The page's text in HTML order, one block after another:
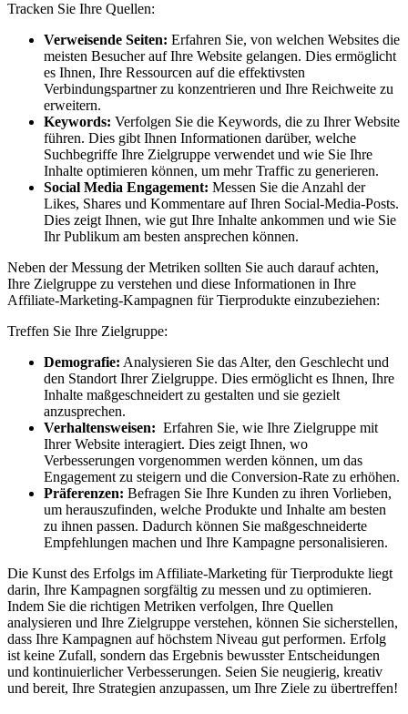
Tracken Sie Ihre Quellen:
Verweisende Seiten: ​Erfahren ⁣Sie, von​ welchen Websites die⁤
meisten Besucher auf Ihre Website gelangen. Dies ermöglicht
es Ihnen, ‌Ihre Ressourcen auf die effektivsten
Verbindungspartner zu konzentrieren und​ Ihre Reichweite zu
erweitern.
Keywords: Verfolgen Sie die Keywords, die zu⁣ Ihrer‌ Website
führen. Dies gibt Ihnen ‍Informationen darüber, ⁣welche
⁢Suchbegriffe Ihre Zielgruppe verwendet ⁢und⁣ wie Sie Ihre
Inhalte optimieren ⁣können, ‌um mehr Traffic‌ zu ‍generieren.
Social Media⁣ Engagement: Messen Sie⁣ die Anzahl der
Likes, Shares und ‌Kommentare auf Ihren ⁤Social-Media-Posts.‍
Dies zeigt ‌Ihnen, wie gut Ihre⁢ Inhalte ankommen und wie⁣ Sie
Ihr ‍Publikum am besten ansprechen können.
Neben der Messung der ​Metriken sollten Sie‌ auch ​darauf⁤ achten,
Ihre Zielgruppe zu verstehen und diese Informationen ‌in⁣ Ihre
Affiliate-Marketing-Kampagnen für Tierprodukte ‍einzubeziehen:
Treffen Sie Ihre ⁤Zielgruppe:
Demografie: Analysieren Sie das Alter, den Geschlecht und
⁢den⁤ Standort⁢ Ihrer Zielgruppe. Dies ​ermöglicht es Ihnen,⁤ Ihre
⁢Inhalte ‌maßgeschneidert zu gestalten und sie ‌gezielt⁢
anzusprechen.
Verhaltensweisen: ⁢ Erfahren Sie, wie Ihre Zielgruppe mit⁤
Ihrer Website interagiert.⁣ Dies zeigt Ihnen, wo
Verbesserungen ‍vorgenommen werden⁤ können, um‍ das
⁤Engagement⁤ zu steigern und ‌die⁢ Conversion-Rate zu erhöhen.
Präferenzen: Befragen Sie⁣ Ihre Kunden zu ihren Vorlieben,‍
um herauszufinden,⁢ welche⁤ Produkte und⁤ Inhalte am besten
zu ihnen passen. ​Dadurch können Sie maßgeschneiderte
Empfehlungen ‌machen und Ihre​ Kampagne personalisieren.
Die Kunst des Erfolgs⁣ im⁢ Affiliate-Marketing für Tierprodukte liegt​
darin, Ihre Kampagnen‍ sorgfältig zu messen‍ und ​zu optimieren.
Indem Sie die ​richtigen Metriken verfolgen, Ihre⁢ Quellen
analysieren ⁢und Ihre ⁣Zielgruppe verstehen, können Sie sicherstellen,
dass Ihre Kampagnen auf höchstem ⁢Niveau gut performen. ⁤Erfolg
‌ist keine Zufall,⁣ sondern ⁢das Ergebnis bewusster Entscheidungen
und ​kontinuierlicher Verbesserungen. ‍Seien Sie ‌neugierig, kreativ
und bereit, Ihre Strategien ⁣anzupassen, um Ihre ‌Ziele zu übertreffen!